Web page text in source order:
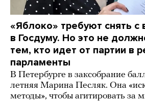
«Яблоко» требуют снять с
в Госдуму. Но это не
тем, кто идет от партии в
парламенты
В Петербурге в заксобрание
летняя Марина Песляк. Она
методы», чтобы агитировать за